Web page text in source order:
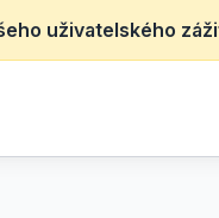
uživatelského